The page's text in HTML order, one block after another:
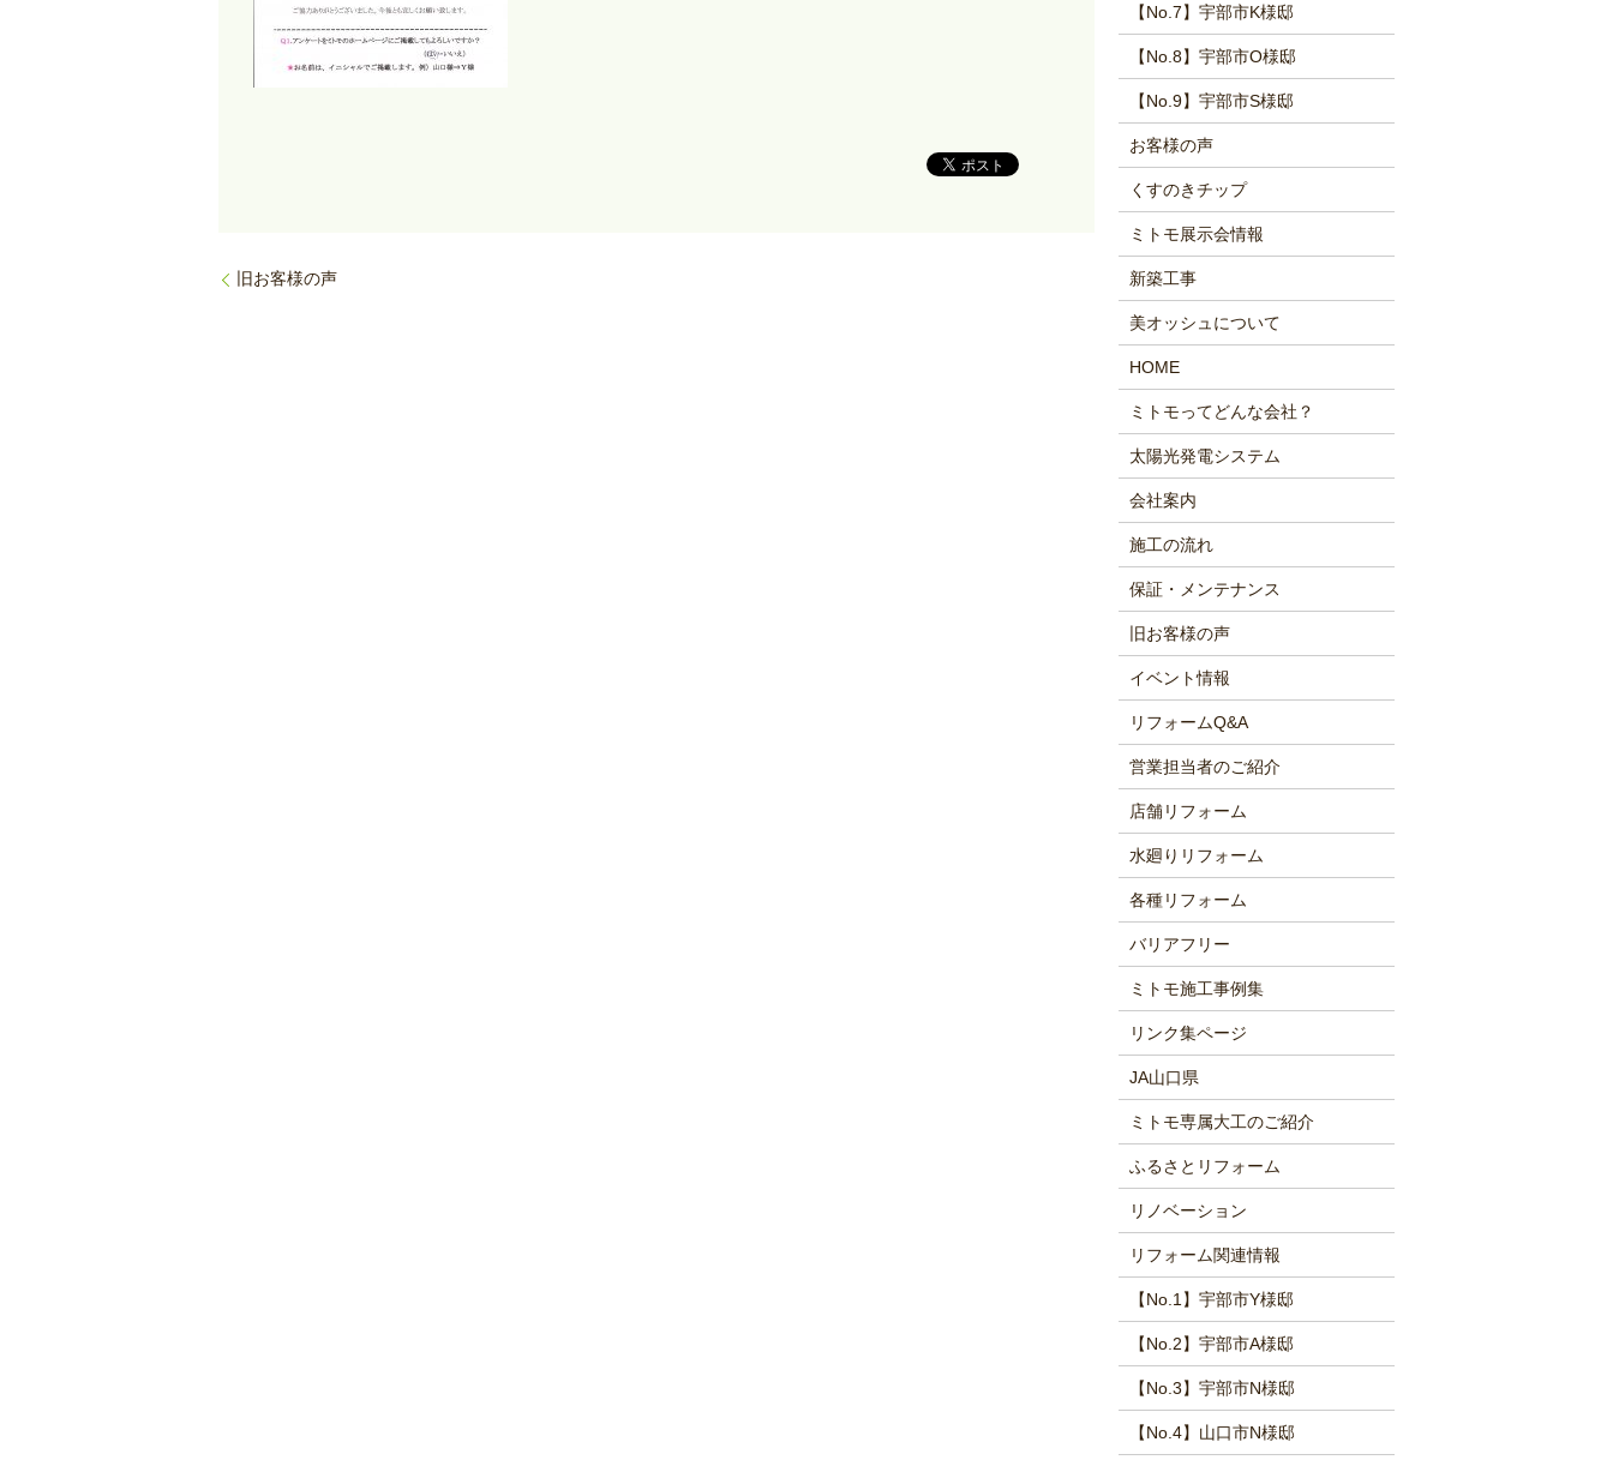
旧お客様の声
【No.7】宇部市K様邸
【No.8】宇部市O様邸
【No.9】宇部市S様邸
お客様の声
くすのきチップ
ミトモ展示会情報
新築工事
美オッシュについて
HOME
ミトモってどんな会社？
太陽光発電システム
会社案内
施工の流れ
保証・メンテナンス
旧お客様の声
イベント情報
リフォームQ&A
営業担当者のご紹介
店舗リフォーム
水廻りリフォーム
各種リフォーム
バリアフリー
ミトモ施工事例集
リンク集ページ
JA山口県
ミトモ専属大工のご紹介
ふるさとリフォーム
リノベーション
リフォーム関連情報
【No.1】宇部市Y様邸
【No.2】宇部市A様邸
【No.3】宇部市N様邸
【No.4】山口市N様邸